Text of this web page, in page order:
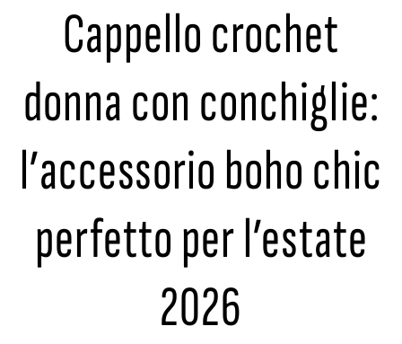
Cappello crochet
donna con conchiglie:
l’accessorio boho chic
perfetto per l’estate
2026